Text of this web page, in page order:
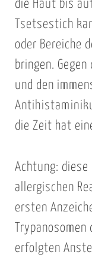
die Haut bis
Tsetsestich
oder Bereiche
bringen.
und den
die Zeit hat
Achtung: diese
allergischen
ersten
erfolgten